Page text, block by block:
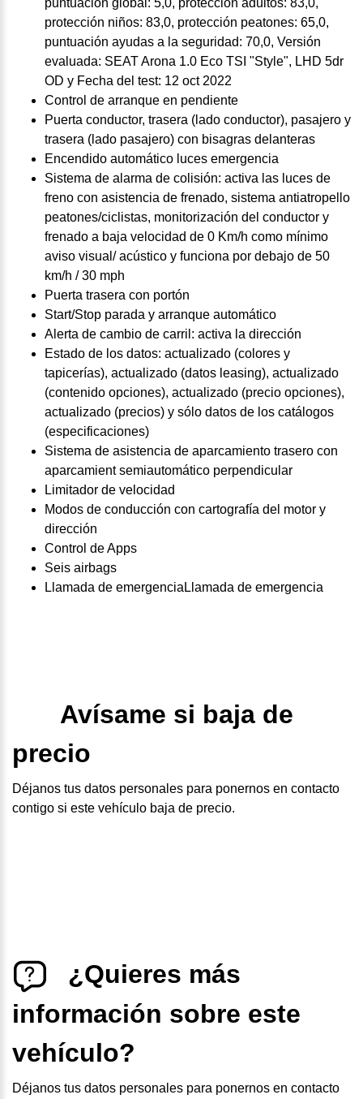
protección niños: 83,0, protección peatones: 65,0,
puntuación ayudas a la seguridad: 70,0, Versión
evaluada: SEAT Arona 1.0 Eco TSI "Style", LHD 5dr
OD y Fecha del test: 12 oct 2022
Control de arranque en pendiente
Puerta conductor, trasera (lado conductor), pasajero y
trasera (lado pasajero) con bisagras delanteras
Encendido automático luces emergencia
Sistema de alarma de colisión: activa las luces de
freno con asistencia de frenado, sistema antiatropello
peatones/ciclistas, monitorización del conductor y
frenado a baja velocidad de 0 Km/h como mínimo
aviso visual/ acústico y funciona por debajo de 50
km/h / 30 mph
Puerta trasera con portón
Start/Stop parada y arranque automático
Alerta de cambio de carril: activa la dirección
Estado de los datos: actualizado (colores y
tapicerías), actualizado (datos leasing), actualizado
(contenido opciones), actualizado (precio opciones),
actualizado (precios) y sólo datos de los catálogos
(especificaciones)
Sistema de asistencia de aparcamiento trasero con
aparcamient semiautomático perpendicular
Limitador de velocidad
Modos de conducción con cartografía del motor y
dirección
Control de Apps
Seis airbags
Llamada de emergenciaLlamada de emergencia
Avísame si baja de
precio
Déjanos tus datos personales para ponernos en contacto
contigo si este vehículo baja de precio.
¿Quieres más
información sobre este
vehículo?
Déjanos tus datos personales para ponernos en contacto